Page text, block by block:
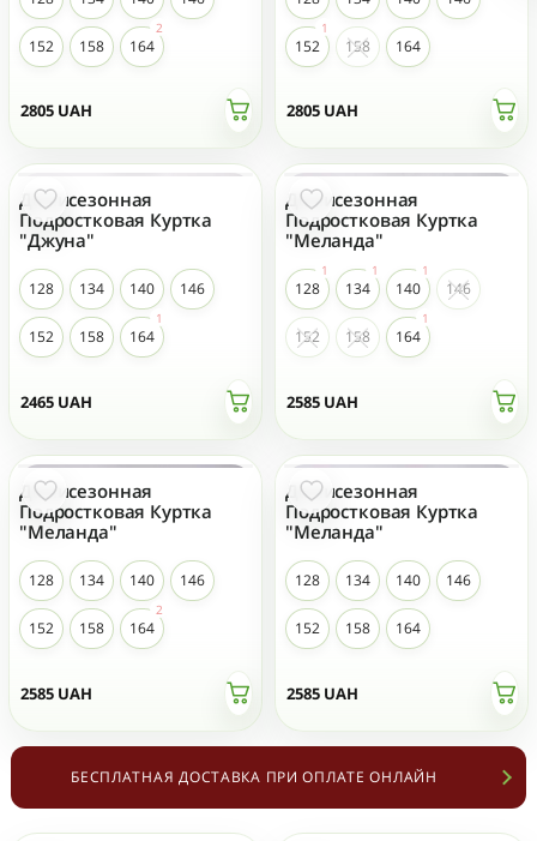
2805 UAH
152 158 164
2805 UAH
152 158 164
2465 UAH
Демисезонная
Подростковая Куртка
"Джуна"
128 134 140 146
152 158 164
2585 UAH
Демисезонная
Подростковая Куртка
"Меланда"
128 134 140 146
152 158 164
2585 UAH
Демисезонная
Подростковая Куртка
"Меланда"
128 134 140 146
152 158 164
2585 UAH
Демисезонная
Подростковая Куртка
"Меланда"
128 134 140 146
152 158 164
БЕСПЛАТНАЯ ДОСТАВКА ПРИ ОПЛАТЕ ОНЛАЙН